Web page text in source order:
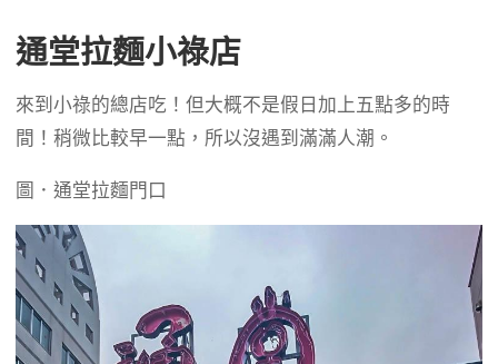
通堂拉麵小祿店
來到小祿的總店吃！但大概不是假日加上五點多的時
間！稍微比較早一點，所以沒遇到滿滿人潮。
圖．通堂拉麵門口